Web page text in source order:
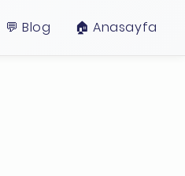
💬 Blog 🏠︎ Anasayfa